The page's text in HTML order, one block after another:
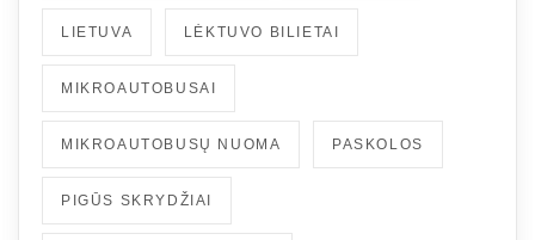
LIETUVA LĖKTUVO BILIETAI
MIKROAUTOBUSAI
MIKROAUTOBUSŲ NUOMA PASKOLOS
PIGŪS SKRYDŽIAI